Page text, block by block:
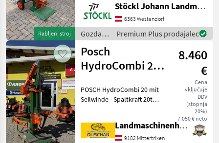
Rabljeni stroj
Zapfwellenantrieb, (A)
Kardanski pogon
Gozdarska in lesarska
mehanizacija Cepilnik lesa
Stöckl Johann Landmaschinen GesmbH & Co KG
6363 Westendorf
Gozdarska
in
lesarska
mehanizacija
/ Posch
Premium Plus prodajalec
Posch
HydroCombi 20
500
8.460
€
Cena
vključuje
DDV
(stopnja
20%)
7.050 € neto
POSCH HydroCombi 20 mit
Seilwinde - Spaltkraft 20to -
Kat II - Zapfwellenantrieb -
Sappelhalterung - Sp
Landmaschinenhandel Ouschan Anton
9102 Mittertrixen